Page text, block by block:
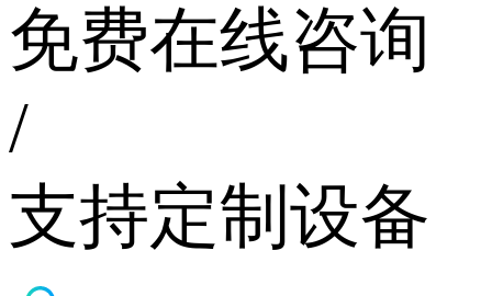
免费在线咨询
/
支持定制设备